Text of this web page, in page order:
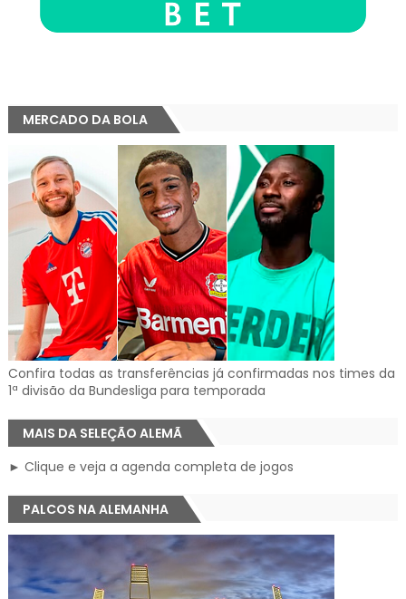
MERCADO DA BOLA
Confira todas as transferências já confirmadas nos times da
1ª divisão da Bundesliga para temporada
MAIS DA SELEÇÃO ALEMÃ
► Clique e veja a agenda completa de jogos
PALCOS NA ALEMANHA